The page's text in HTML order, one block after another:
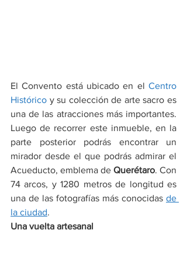
El Convento está ubicado en el Centro
Histórico y su colección de arte sacro es
una de las atracciones más importantes.
Luego de recorrer este inmueble, en la
parte posterior podrás encontrar un
mirador desde el que podrás admirar el
Acueducto, emblema de Querétaro. Con
74 arcos, y 1280 metros de longitud es
una de las fotografías más conocidas de
la ciudad.
Una vuelta artesanal